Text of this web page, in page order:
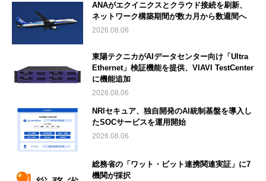
ANAがエクイニクスとクラウド接続を刷新、
ネットワーク構築期間が数カ月から数週間へ
2026.08.06
東陽テクニカがAIデータセンター向け「Ultra
Ethernet」検証機能を提供、VIAVI TestCenter
に機能追加
2026.08.06
NRIセキュア、独自開発のAI統制基盤を導入し
たSOCサービスを運用開始
2026.08.06
総務省の「ワット・ビット連携関連実証」に7
機関が採択